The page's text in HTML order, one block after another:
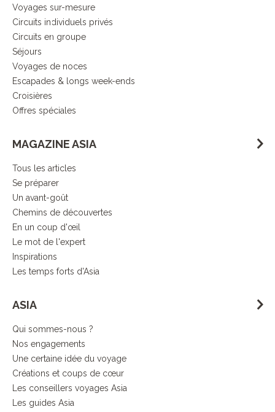
Voyages sur-mesure
Circuits individuels privés
Circuits en groupe
Séjours
Voyages de noces
Escapades & longs week-ends
Croisières
Offres spéciales
MAGAZINE ASIA
Tous les articles
Se préparer
Un avant-goût
Chemins de découvertes
En un coup d'œil
Le mot de l'expert
Inspirations
Les temps forts d'Asia
ASIA
Qui sommes-nous ?
Nos engagements
Une certaine idée du voyage
Créations et coups de cœur
Les conseillers voyages Asia
Les guides Asia